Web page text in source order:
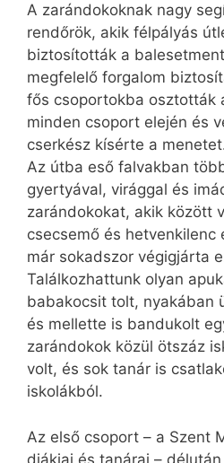
A zarándokoknak nagy
rendőrök, akik félpályás
biztosították a
megfelelő forgalom
fős csoportokba osztották
minden csoport elején és
cserkész kísérte a
Az útba eső falvakban
gyertyával, virággal és
zarándokokat, akik között
csecsemő és hetvenkilenc
már sokadszor végigjárta
Találkozhattunk olyan
babakocsit tolt, nyakában
és mellette is bandukolt
zarándokok közül ötszáz
volt, és sok tanár is
iskolákból.
Az első csoport – a Szent
diákjai és tanárai –